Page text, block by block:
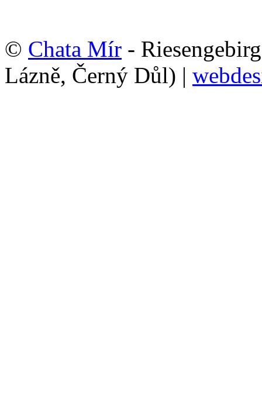
© Chata Mír -
Lázně, Černý Důl) |